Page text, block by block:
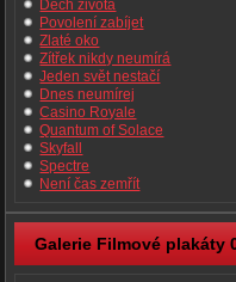
Dech života
Povolení zabíjet
Zlaté oko
Zítřek nikdy neumírá
Jeden svět nestačí
Dnes neumírej
Casino Royale
Quantum of Solace
Skyfall
Spectre
Není čas zemřít
Galerie Filmové plakáty